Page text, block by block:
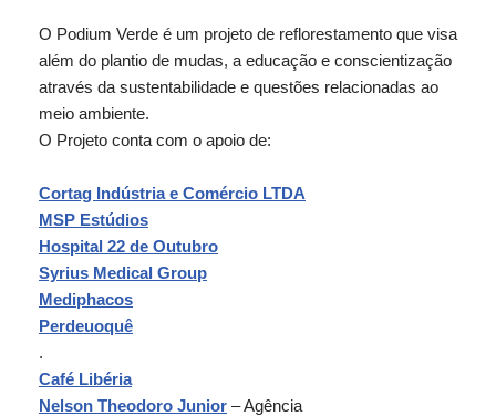
O Podium Verde é um projeto de reflorestamento que visa
além do plantio de mudas, a educação e conscientização
através da sustentabilidade e questões relacionadas ao
meio ambiente.
O Projeto conta com o apoio de:
Cortag Indústria e Comércio LTDA
MSP Estúdios
Hospital 22 de Outubro
Syrius Medical Group
Mediphacos
Perdeuoquê
.
Café Libéria
Nelson Theodoro Junior – Agência